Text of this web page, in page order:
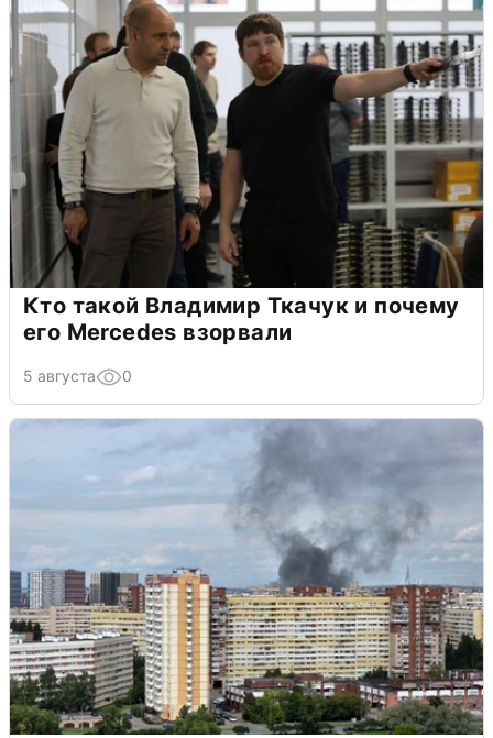
Кто такой Владимир Ткачук и почему
его Mercedes взорвали
5 августа 0